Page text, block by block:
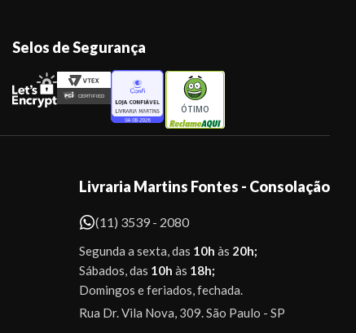
Selos de Segurança
ÓTIMO
Livraria Martins Fontes - Consolação
(11) 3539 - 2080
Segunda a sexta, das 10h às 20h;
Sábados, das 10h às 18h;
Domingos e feriados, fechada.
Rua Dr. Vila Nova, 309. São Paulo - SP